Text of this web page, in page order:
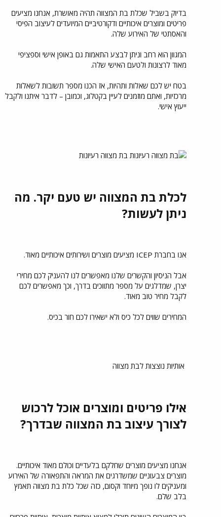
בדיוק בשביל שכלת בת המצווה תהיה מאושרת, אנחנו מציעים
פריטים ומוצרים איכותיים ודקורטיביים המיועדים לעיצוב הפיסי
והאסתטי של האירוע שלה.
המגוון הוא רחב וניתן לבצע התאמות גם באופן אישי וספציפי
מאוד לרצונות ולטעם האישי שלה.
בטח יש לכם שאלות ותהיות, אז הכנו מספר תשובות לשאלות
מרכזיות, ואתם מוזמנים לעיין בקטלוג, וכמובן – לדבר איתנו ולקבל
ייעוץ אישי.
בת מצווה רעיונות
לכלת בת המצווה יש טעם יקר. מה
ניתן לעשות?
אנו בחברת ICEP מציעים מוצרים ושירותים איכותיים מאוד.
אבל הניסיון והקשרים שלנו מאפשרים לנו להעניק לכם מחירי
יצרן, שמדלגים על מספר מתווכים בדרך, וכך מאפשרים לכם
לקבל מחיר טוב מאוד.
המחירים שווים לכל כיס ולא ישאירו לכם חור בכיס.
אותיות נוצצות לבת מצווה
אילו פריטים ומוצרים אוכל לרכוש
לצורך עיצוב בת המצווה שבדרך?
אנחנו מציעים מוצרים שחלקם בלעדיים וכולם מאוד איכותיים.
מוצרים צבעוניים שמשדרגים את המראה והתפאורה של האירוע
ומעניקים לו נופך מיוחד וקסום, כזה שכל כלת בת מצווה תאמץ
בלב שלם.